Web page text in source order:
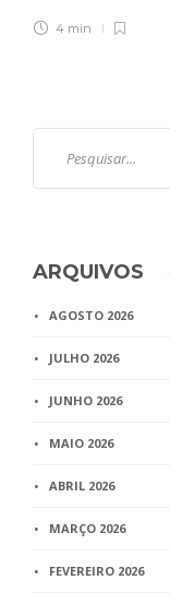
4 min
ARQUIVOS
AGOSTO 2026
JULHO 2026
JUNHO 2026
MAIO 2026
ABRIL 2026
MARÇO 2026
FEVEREIRO 2026